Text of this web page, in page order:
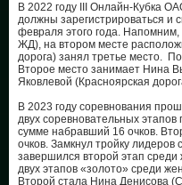
В 2022 году III Онлайн-Кубка
должны зарегистрироваться и
февраля этого года.
ЖД), на втором месте
дорога) занял третье место.
Второе место занимает Нина
Яковлевой (Красноярская
В 2023 году соревнования
двух соревновательных
сумме набравший 16 очков.
очков. Замкнул тройку
завершился второй этап
двух этапов «золото» среди
Второй стала Нина Денисова